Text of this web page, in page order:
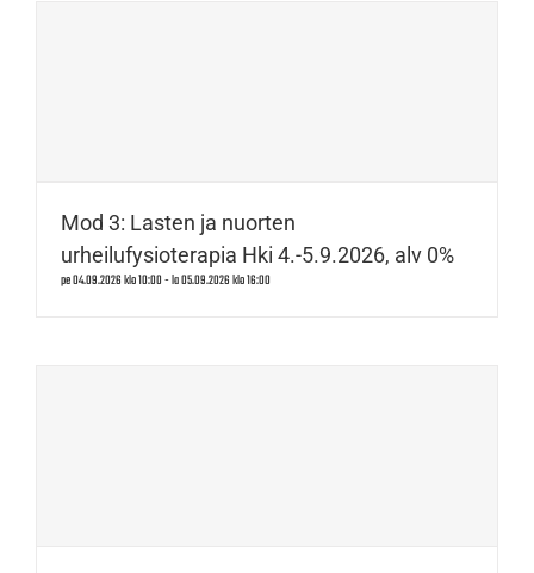
Mod 3: Lasten ja nuorten
urheilufysioterapia Hki 4.-5.9.2026, alv 0%
pe 04.09.2026 klo 10:00-la 05.09.2026 klo 16:00